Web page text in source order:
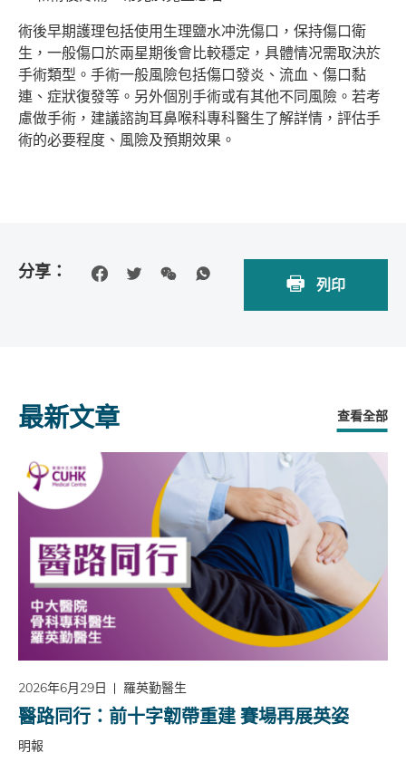
術後早期護理包括使用生理鹽水冲洗傷口，保持傷口衛
生，一般傷口於兩星期後會比較穩定，具體情况需取決於
手術類型。手術一般風險包括傷口發炎、流血、傷口黏
連、症狀復發等。另外個別手術或有其他不同風險。若考
慮做手術，建議諮詢耳鼻喉科專科醫生了解詳情，評估手
術的必要程度、風險及預期效果。
分享：
列印
最新文章 查看全部
2026年6月29日 羅英勤醫生
醫路同行：前十字韌帶重建 賽場再展英姿
明報